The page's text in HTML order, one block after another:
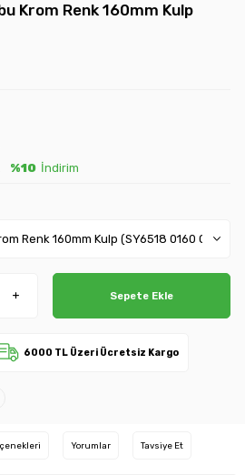
Krom Renk 160mm Kulp
%10 İndirim
Sepete Ekle
6000 TL Üzeri Ücretsiz Kargo
Yorumlar Tavsiye Et